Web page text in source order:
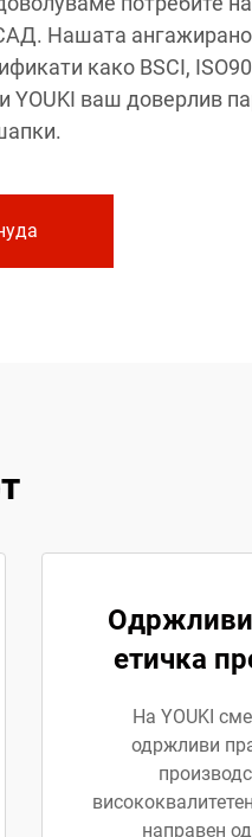
Нашата
како BSCI,
YOUKI ваш доверлив
етичка
На YOUKI
одржливи
направен